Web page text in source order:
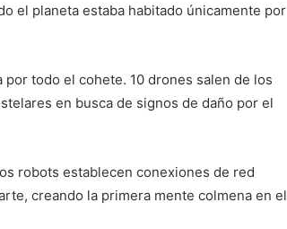
el planeta estaba habitado únicamente por
todo el cohete. 10 drones salen de los
en busca de signos de daño por el
robots establecen conexiones de red
creando la primera mente colmena en el